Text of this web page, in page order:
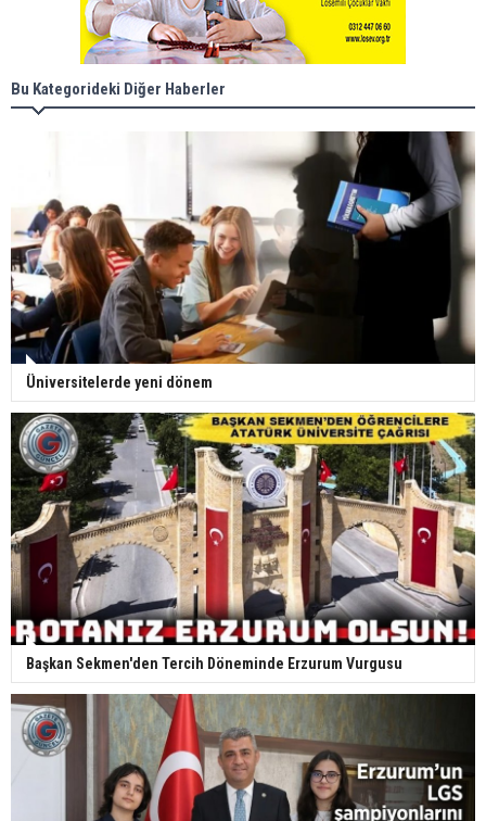
Bu Kategorideki Diğer Haberler
Üniversitelerde yeni dönem
Başkan Sekmen'den Tercih Döneminde Erzurum Vurgusu